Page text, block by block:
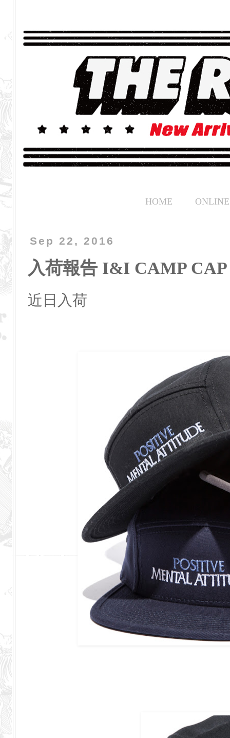
HOME
Sep 22, 2016
入荷報告 I&I CAMP CAP
近日入荷